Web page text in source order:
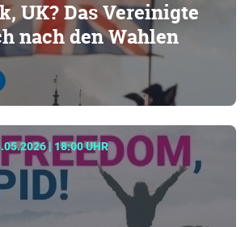
UK? Das Vereinigte
nach den Wahlen
| 18:00 UHR